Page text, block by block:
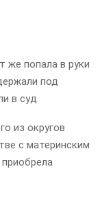
же попала в руки
под
в суд.
из округов
с материнским